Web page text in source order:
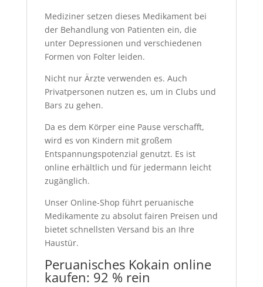
Mediziner setzen dieses Medikament bei
der Behandlung von Patienten ein, die
unter Depressionen und verschiedenen
Formen von Folter leiden.
Nicht nur Ärzte verwenden es. Auch
Privatpersonen nutzen es, um in Clubs und
Bars zu gehen.
Da es dem Körper eine Pause verschafft,
wird es von Kindern mit großem
Entspannungspotenzial genutzt. Es ist
online erhältlich und für jedermann leicht
zugänglich.
Unser Online-Shop führt peruanische
Medikamente zu absolut fairen Preisen und
bietet schnellsten Versand bis an Ihre
Haustür.
Peruanisches Kokain online
kaufen: 92 % rein